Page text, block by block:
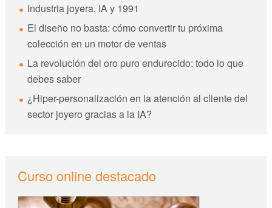
Industria joyera, IA y 1991
El diseño no basta: cómo convertir tu próxima
colección en un motor de ventas
La revolución del oro puro endurecido: todo lo que
debes saber
¿Hiper-personalización en la atención al cliente del
sector joyero gracias a la IA?
Curso online destacado